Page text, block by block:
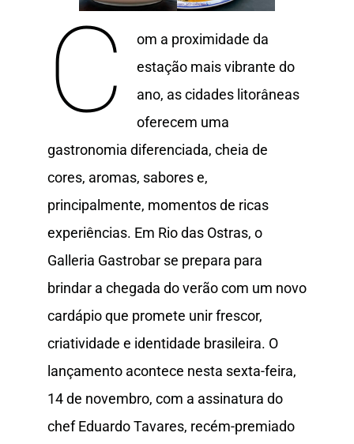
C
om a proximidade da
estação mais vibrante do
ano, as cidades litorâneas
oferecem uma
gastronomia diferenciada, cheia de
cores, aromas, sabores e,
principalmente, momentos de ricas
experiências. Em Rio das Ostras, o
Galleria Gastrobar se prepara para
brindar a chegada do verão com um novo
cardápio que promete unir frescor,
criatividade e identidade brasileira. O
lançamento acontece nesta sexta-feira,
14 de novembro, com a assinatura do
chef Eduardo Tavares, recém-premiado